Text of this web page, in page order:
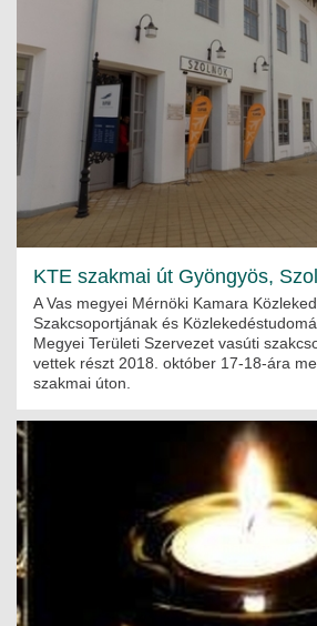
KTE szakmai út Gyöngyös,
A Vas megyei Mérnöki Kamara
Szakcsoportjának és
Megyei Területi Szervezet vasúti
vettek részt 2018. október 17-18-ára
szakmai úton.